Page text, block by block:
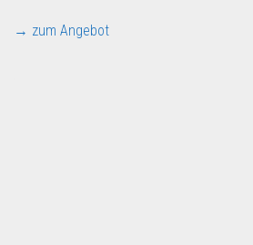
→ zum Angebot